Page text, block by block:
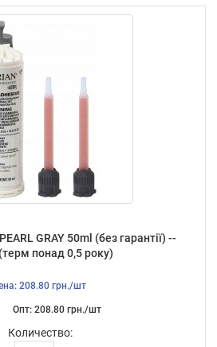
GRAY 50ml (без гарантії) --
понад 0,5 року)
208.80 грн./шт
Опт: 208.80 грн./шт
Количество: